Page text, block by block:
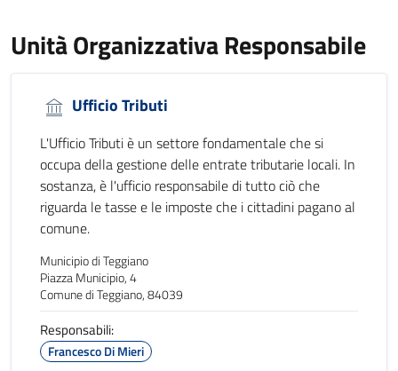
Unità Organizzativa Responsabile
Ufficio Tributi
L'Ufficio Tributi è un settore fondamentale che si
occupa della gestione delle entrate tributarie locali. In
sostanza, è l'ufficio responsabile di tutto ciò che
riguarda le tasse e le imposte che i cittadini pagano al
comune.
Municipio di Teggiano
Piazza Municipio, 4
Comune di Teggiano, 84039
Responsabili:
Francesco Di Mieri